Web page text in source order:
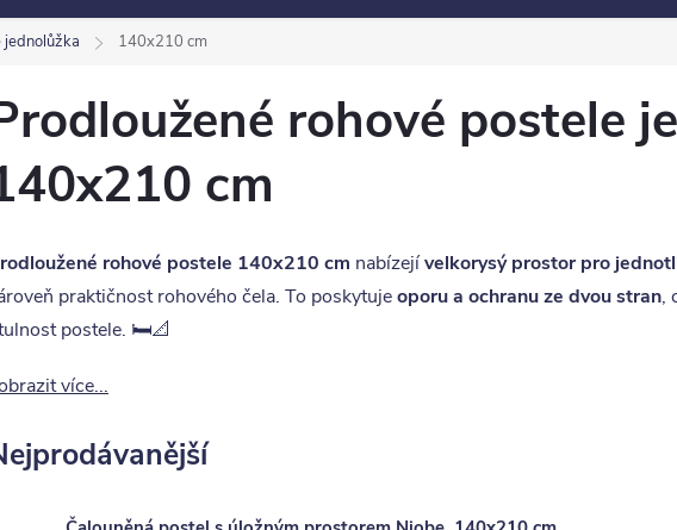
jednolůžka 140x210 cm
rohové postele
cm
rohové postele 140x210 cm nabízejívelkorysý prostor pro
praktičnost rohového čela. To poskytujeoporu a ochranu ze dvou stran,
postele. 🛏️📐
více...